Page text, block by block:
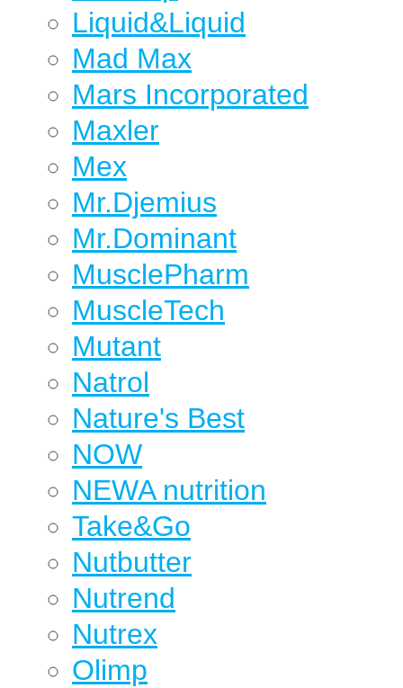
Liquid&Liquid
Mad Max
Mars Incorporated
Maxler
Mex
Mr.Djemius
Mr.Dominant
MusclePharm
MuscleTech
Mutant
Natrol
Nature's Best
NOW
NEWA nutrition
Take&Go
Nutbutter
Nutrend
Nutrex
Olimp